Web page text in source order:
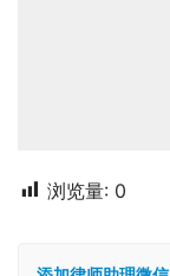
浏览量: 0